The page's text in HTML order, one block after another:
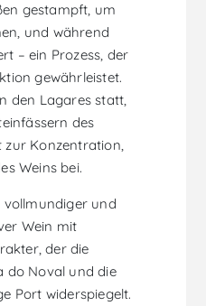
gestampft, um
und während
– ein Prozess, der
gewährleistet.
den Lagares statt,
des
Konzentration,
Weins bei.
vollmundiger und
Wein mit
der die
do Noval und die
Port widerspiegelt.